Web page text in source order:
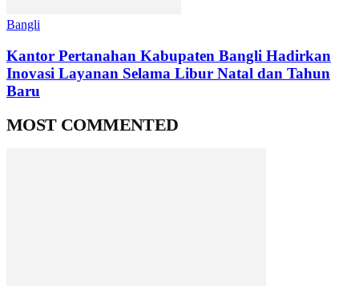
Bangli
Kantor Pertanahan Kabupaten Bangli Hadirkan
Inovasi Layanan Selama Libur Natal dan Tahun
Baru
MOST COMMENTED